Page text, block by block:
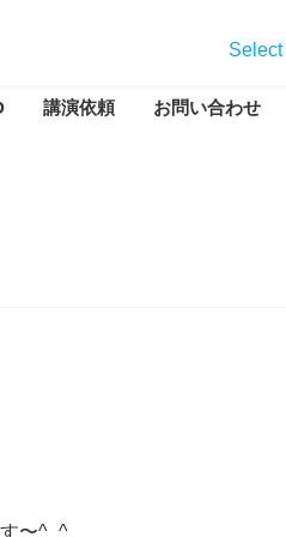
講演依頼 お問い合わせ
〜^_^